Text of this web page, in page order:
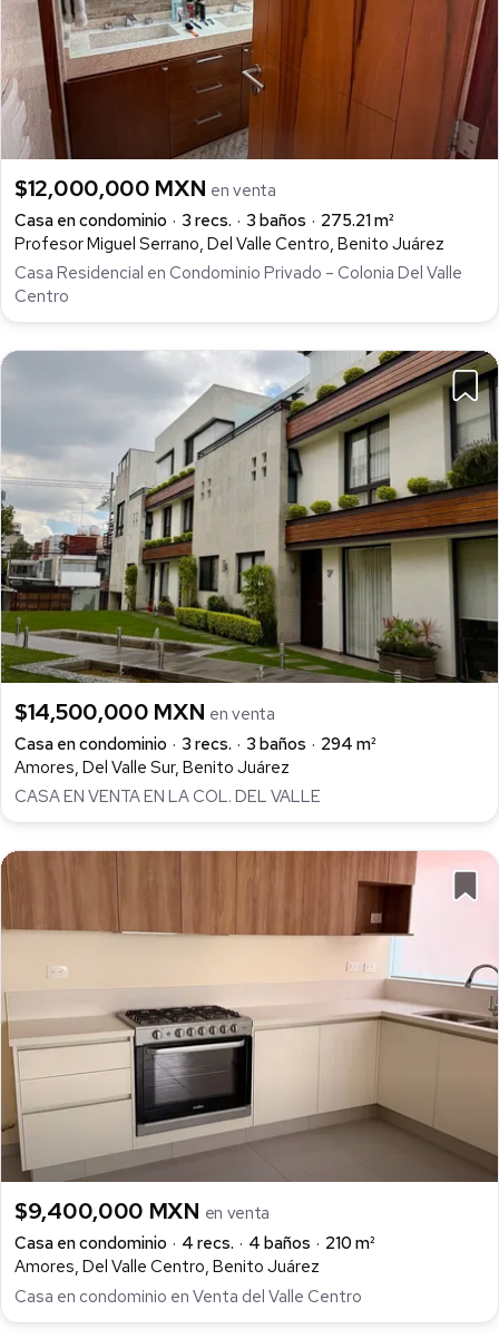
$12,000,000 MXN en venta
Casa en condominio
3 recs. 3 baños
275.21 m²
Profesor Miguel Serrano, Del Valle Centro, Benito Juárez
Casa Residencial en Condominio Privado – Colonia Del Valle
Centro
$14,500,000 MXN en venta
Casa en condominio
3 recs. 3 baños
294 m²
Amores, Del Valle Sur, Benito Juárez
CASA EN VENTA EN LA COL. DEL VALLE
$9,400,000 MXN en venta
Casa en condominio
4 recs. 4 baños
210 m²
Amores, Del Valle Centro, Benito Juárez
Casa en condominio en Venta del Valle Centro